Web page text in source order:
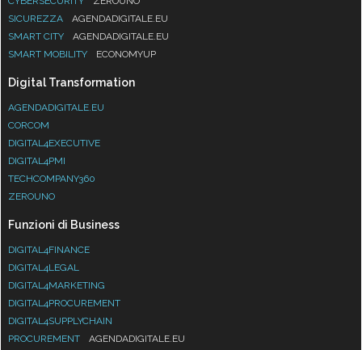
SICUREZZA
AGENDADIGITALE.EU
SMART CITY
AGENDADIGITALE.EU
SMART MOBILITY
ECONOMYUP
Digital Transformation
AGENDADIGITALE.EU
CORCOM
DIGITAL4EXECUTIVE
DIGITAL4PMI
TECHCOMPANY360
ZEROUNO
Funzioni di Business
DIGITAL4FINANCE
DIGITAL4LEGAL
DIGITAL4MARKETING
DIGITAL4PROCUREMENT
DIGITAL4SUPPLYCHAIN
PROCUREMENT
AGENDADIGITALE.EU